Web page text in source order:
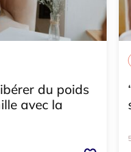
du poids
avec la